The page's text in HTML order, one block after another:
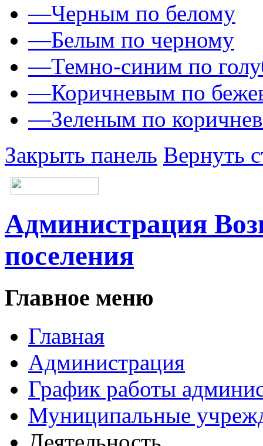
—Черным по белому
—Белым по черному
—Темно-синим по
—Коричневым по
—Зеленым по
Закрыть панель Вернуть
Администрация
поселения
Главное меню
Главная
Администрация
График работы
Муниципальные